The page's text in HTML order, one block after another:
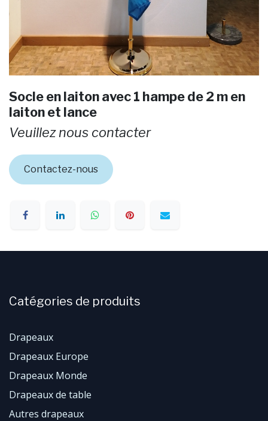
Socle en laiton avec 1 hampe de 2 m en
laiton et lance
Veuillez nous contacter
Contactez-nous
Catégories de produits
Drapeaux
Drapeaux Europe
Drapeaux Monde
Drapeaux de table
Autres drapeaux